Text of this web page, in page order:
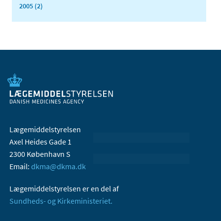
2005 (2)
Lægemiddelstyrelsen
Axel Heides Gade 1
2300 København S
Email: dkma@dkma.dk
Lægemiddelstyrelsen er en del af
Sundheds- og Kirkeministeriet.